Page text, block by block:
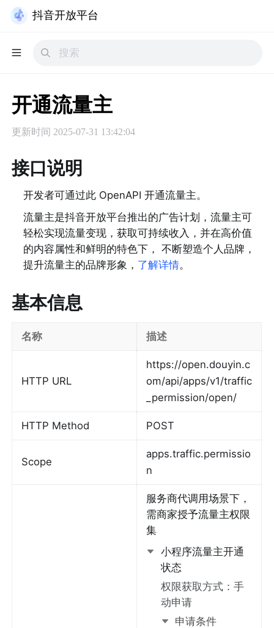
抖音开放平台
开通流量主
更新时间 2025-07-31 13:42:04
接口说明
开发者可通过此 OpenAPI 开通流量主。
流量主是抖音开放平台推出的广告计划，流量主可
轻松实现流量变现，获取可持续收入，并在高价值
的内容属性和鲜明的特色下， 不断塑造个人品牌，
提升流量主的品牌形象， 了解详情。
基本信息
名称 描述
HTTP URL
https://open.douyin.c
om/api/apps/v1/traffic
_permission/open/
HTTP Method POST
Scope
apps.traffic.permissio
n
服务商代调用场景下，
需商家授予流量主权限
集
小程序流量主开通
状态
权限获取方式： 手
动申请
申请条件